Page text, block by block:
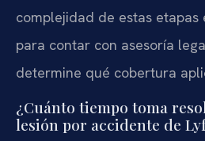
complejidad de estas etapas
para contar con asesoría
determine qué cobertura
¿Cuánto tiempo toma
lesión por accidente de